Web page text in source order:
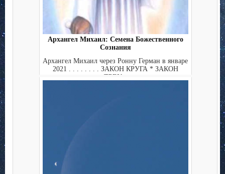
Архангел Михаил: Семена Божественного
Сознания
Архангел Михаил через Ронну Герман в январе
2021 . . . . . . . . ЗАКОН КРУГА * ЗАКОН
ТРЕУ...